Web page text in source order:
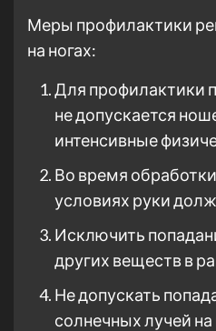
Меры профилактики
на ногах:
Для профилактики
не допускается
интенсивные
Во время
условиях руки
Исключить
других веществ в
Не допускать
солнечных лучей